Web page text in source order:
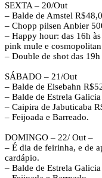
SEXTA – 20/Out
– Balde de Amstel
– Chopp pilsen Anbier
– Happy hour: das 16h
pink mule e cosmopolitan
– Double de shot das 19h
SÁBADO – 21/Out
– Balde de Eisebahn
– Balde de Estrela
– Caipira de Jabuticaba
– Feijoada e Barreado.
DOMINGO – 22/ Out –
– É dia de feirinha, e de
cardápio.
– Balde de Estrela